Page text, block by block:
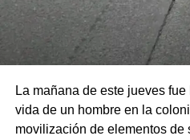
La mañana de este jueves
vida de un hombre en la
movilización de elementos de